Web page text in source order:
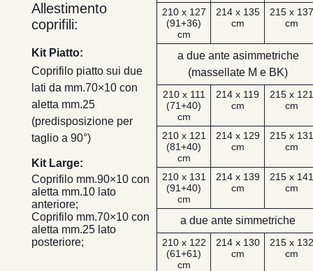
210 x 127
(91+36)
cm
214 x 135
cm
215 x
cm
a due ante asimmetriche
(massellate M e BK)
210 x 111
(71+40)
cm
214 x 119
cm
215 x
cm
210 x 121
(81+40)
cm
214 x 129
cm
215 x
cm
210 x 131
(91+40)
cm
214 x 139
cm
215 x
cm
a due ante simmetriche
210 x 122
(61+61)
cm
214 x 130
cm
215 x
cm
Allestimento
coprifili:
Kit Piatto:
Coprifilo piatto sui due
lati da mm.70×10 con
aletta mm.25
(predisposizione per
taglio a 90°)
Kit Large:
Coprifilo mm.90×10 con
aletta mm.10 lato
anteriore;
Coprifilo mm.70×10 con
aletta mm.25 lato
posteriore;